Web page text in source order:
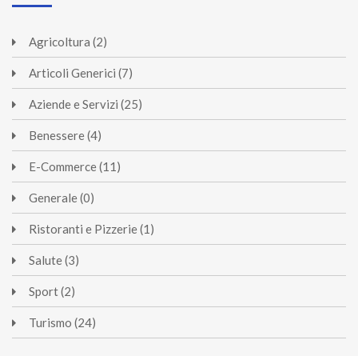
Agricoltura (2)
Articoli Generici (7)
Aziende e Servizi (25)
Benessere (4)
E-Commerce (11)
Generale (0)
Ristoranti e Pizzerie (1)
Salute (3)
Sport (2)
Turismo (24)